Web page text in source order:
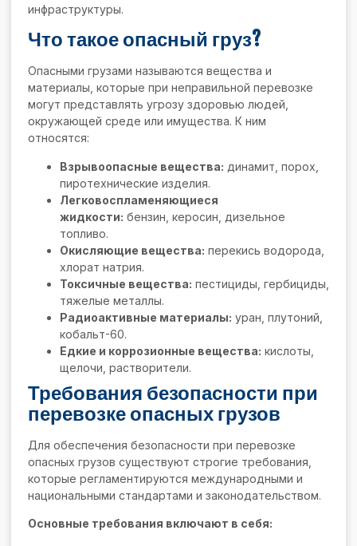
инфраструктуры.
Что такое опасный груз?
Опасными грузами называются вещества и
материалы, которые при неправильной перевозке
могут представлять угрозу здоровью людей,
окружающей среде или имущества. К ним
относятся:
Взрывоопасные вещества: динамит, порох,
пиротехнические изделия.
Легковоспламеняющиеся
жидкости: бензин, керосин, дизельное
топливо.
Окисляющие вещества: перекись водорода,
хлорат натрия.
Токсичные вещества: пестициды, гербициды,
тяжелые металлы.
Радиоактивные материалы: уран, плутоний,
кобальт-60.
Едкие и коррозионные вещества: кислоты,
щелочи, растворители.
Требования безопасности при
перевозке опасных грузов
Для обеспечения безопасности при перевозке
опасных грузов существуют строгие требования,
которые регламентируются международными и
национальными стандартами и законодательством.
Основные требования включают в себя: